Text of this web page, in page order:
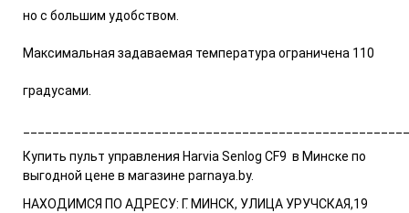
но с большим удобством.
Максимальная задаваемая температура ограничена 110
градусами.
Купить пульт управления Harvia Senlog CF9 в Минске по
выгодной цене в магазине parnaya.by.
НАХОДИМСЯ ПО АДРЕСУ: Г. МИНСК, УЛИЦА УРУЧСКАЯ,19